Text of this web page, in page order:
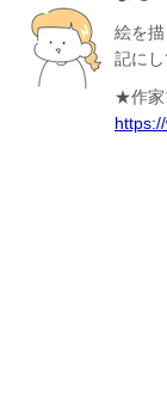
絵を
記にし
★作家